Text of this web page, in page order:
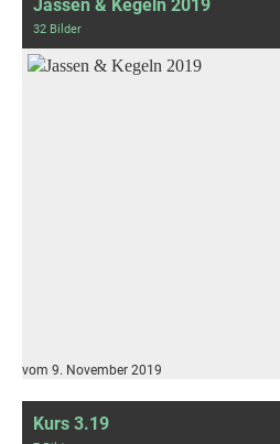
Jassen & Kegeln 2019
32 Bilder
vom 9. November 2019
Kurs 3.19